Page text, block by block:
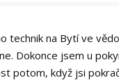
technik na Bytí ve
Dokonce jsem u
potom, když jsi